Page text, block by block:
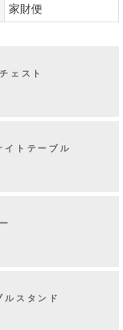
家財便
ェスト
イトテーブル
スタンド